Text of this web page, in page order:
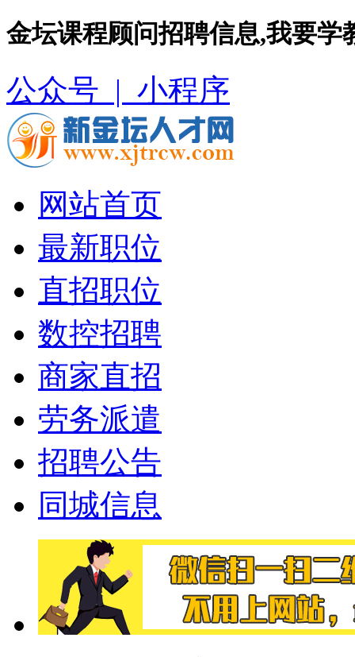
金坛课程顾问招聘信息,我要
公众号 | 小程序
网站首页
最新职位
直招职位
数控招聘
商家直招
劳务派遣
招聘公告
同城信息